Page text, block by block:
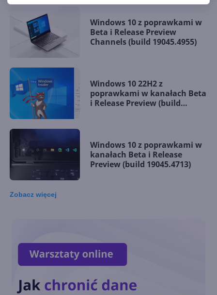
Windows 10 z poprawkami w
Beta i Release Preview
Channels (build 19045.4955)
Windows 10 22H2 z
poprawkami w kanałach Beta
i Release Preview (build
Windows 10 z poprawkami w
kanałach Beta i Release
Preview (build 19045.4713)
dla Insiderów na Windows 10
Zobacz więcej